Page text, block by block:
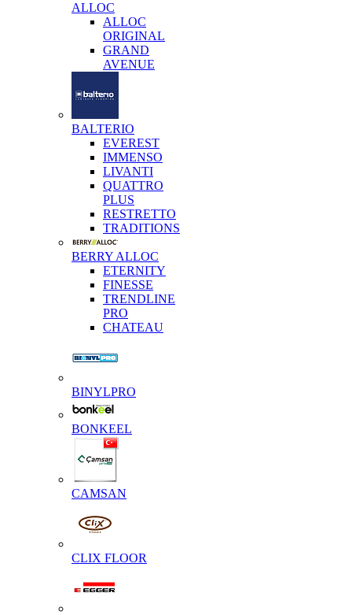
ALLOC
ALLOC
ORIGINAL
GRAND
AVENUE
BALTERIO
EVEREST
IMMENSO
LIVANTI
QUATTRO
PLUS
RESTRETTO
TRADITIONS
BERRY ALLOC
ETERNITY
FINESSE
TRENDLINE
PRO
CHATEAU
BINYLPRO
BONKEEL
CAMSAN
CLIX FLOOR